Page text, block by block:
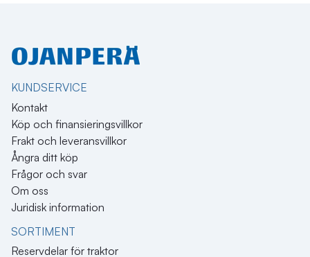
KUNDSERVICE
Kontakt
Köp och finansieringsvillkor
Frakt och leveransvillkor
Ångra ditt köp
Frågor och svar
Om oss
Juridisk information
SORTIMENT
Reservdelar för traktor